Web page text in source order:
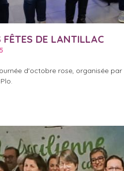
FÊTES DE LANTILLAC
d'octobre rose, organisée